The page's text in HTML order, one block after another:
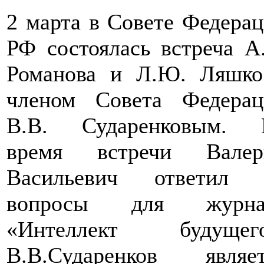
2 марта в Совете
РФ состоялась встреча
Романова и Л.Ю.
членом Совета
В.В. Сударенковым.
время встречи
Васильевич ответил
вопросы для
«Интеллект
В.В.Сударенков